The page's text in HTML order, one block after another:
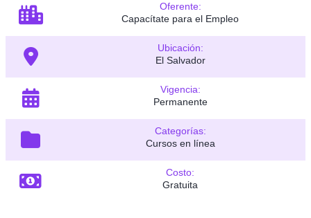
Oferente:
Capacítate para el Empleo
Ubicación:
El Salvador
Vigencia:
Permanente
Categorías:
Cursos en línea
Costo:
Gratuita